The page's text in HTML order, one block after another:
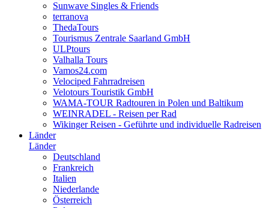
Sunwave Singles & Friends
terranova
ThedaTours
Tourismus Zentrale Saarland GmbH
ULPtours
Valhalla Tours
Vamos24.com
Velociped Fahrradreisen
Velotours Touristik GmbH
WAMA-TOUR Radtouren in Polen und Baltikum
WEINRADEL - Reisen per Rad
Wikinger Reisen - Geführte und individuelle Radreisen
Länder
Länder
Deutschland
Frankreich
Italien
Niederlande
Österreich